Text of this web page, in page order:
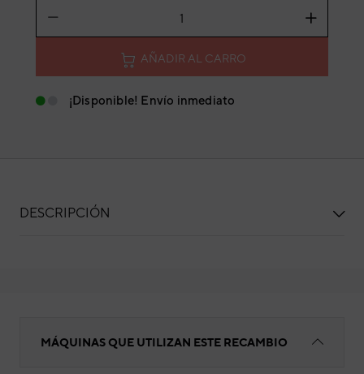
AÑADIR AL CARRO
¡Disponible! Envío inmediato
DESCRIPCIÓN
MÁQUINAS QUE UTILIZAN ESTE RECAMBIO